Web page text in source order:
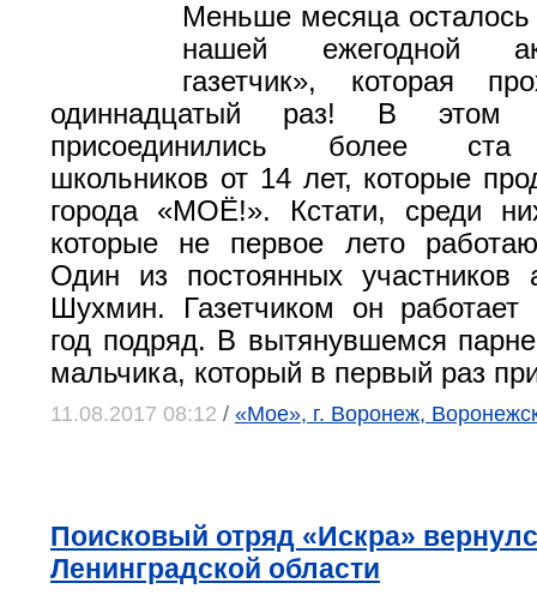
Меньше месяца
нашей ежегодной
газетчик», которая
одиннадцатый раз! В
присоединились более ста
школьников от 14 лет, которые
города «МОЁ!». Кстати, среди
которые не первое лето
Один из постоянных
Шухмин. Газетчиком он работает
год подряд. В вытянувшемся
мальчика, который в первый раз
11.08.2017 08:12 / «Мое», г. Воронеж,
Поисковый отряд «Искра»
Ленинградской области